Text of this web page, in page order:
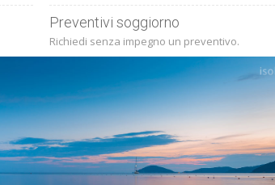
Preventivi soggiorno
Richiedi senza impegno un preventivo.